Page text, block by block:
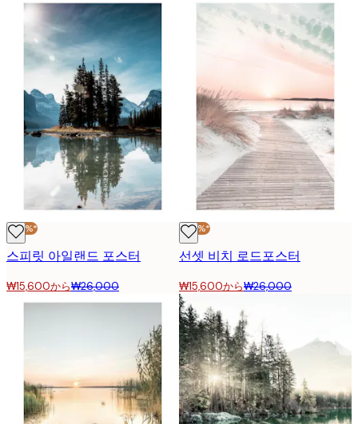
-40%*
스피릿 아일랜드 포스터
₩15,600から₩26,000
-40%*
선셋 비치 로드포스터
₩15,600から₩26,000